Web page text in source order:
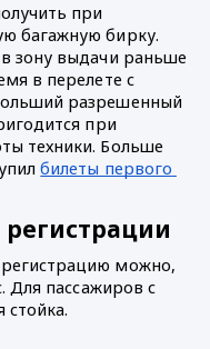
при
багажную бирку.
зону выдачи раньше
в перелете с
разрешенный
при
техники. Больше
билеты первого
можно,
Для пассажиров с